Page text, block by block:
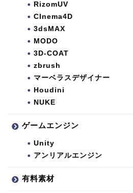
RizomUV
CInema4D
3dsMAX
MODO
3D-COAT
zbrush
マーベラスデザイナー
Houdini
NUKE
ゲームエンジン
Unity
アンリアルエンジン
有料素材